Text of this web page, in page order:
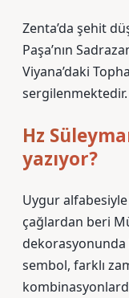
Zenta’da şehit
Paşa’nın
Viyana’daki
sergilenmektedir.
Hz
yazıyor?
Uygur alfabesiyle
çağlardan beri
dekorasyonunda
sembol, farklı